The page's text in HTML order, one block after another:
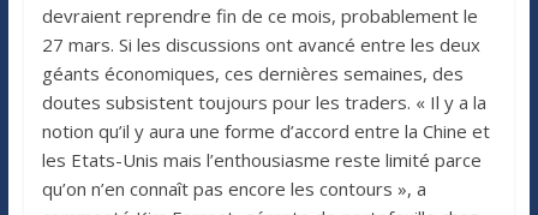
devraient reprendre fin de ce mois, probablement le
27 mars. Si les discussions ont avancé entre les deux
géants économiques, ces dernières semaines, des
doutes subsistent toujours pour les traders. « Il y a la
notion qu’il y aura une forme d’accord entre la Chine et
les Etats-Unis mais l’enthousiasme reste limité parce
qu’on n’en connaît pas encore les contours », a